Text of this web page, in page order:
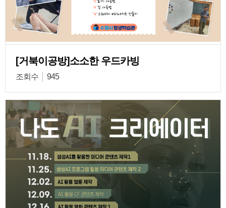
[거북이공방]소소한 우드카빙
조회수 945